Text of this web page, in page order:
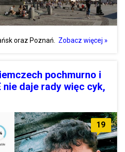
oraz Poznań. Zobacz więcej »
pochmurno i
nie daje rady więc cyk,
19